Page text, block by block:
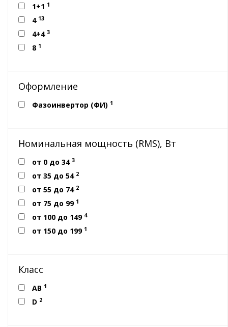
1+1 1
4 13
4+4 3
8 1
Оформление
Фазоинвертор (ФИ) 1
Номинальная мощность (RMS), Вт
от 0 до 34 3
от 35 до 54 2
от 55 до 74 2
от 75 до 99 1
от 100 до 149 4
от 150 до 199 1
Класс
AB 1
D 2